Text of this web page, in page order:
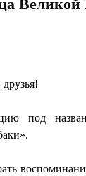
под
.